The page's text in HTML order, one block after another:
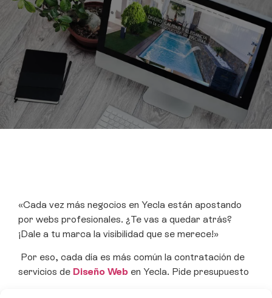
«Cada vez más negocios en Yecla están apostando
por webs profesionales. ¿Te vas a quedar atrás?
¡Dale a tu marca la visibilidad que se merece!»
Por eso, cada día es más común la contratación de
servicios de Diseño Web en Yecla. Pide presupuesto